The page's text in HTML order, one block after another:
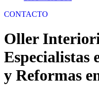
CONTACTO
Oller
Especialistas
y Reformas